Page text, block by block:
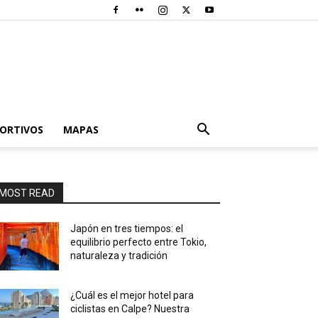
MAPAS
READ
Japón en tres tiempos: el
equilibrio perfecto entre Tokio,
naturaleza y tradición
¿Cuál es el mejor hotel para
ciclistas en Calpe? Nuestra